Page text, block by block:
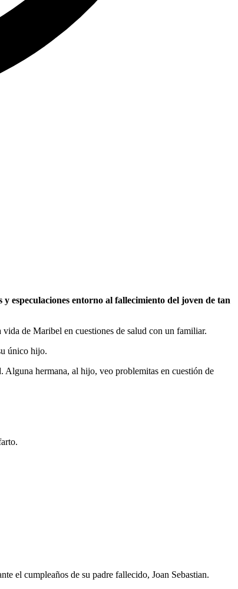
especulaciones entorno al fallecimiento del joven de tan
de Maribel en cuestiones de salud con un familiar.
único hijo.
hermana, al hijo, veo problemitas en cuestión de
el cumpleaños de su padre fallecido, Joan Sebastian.